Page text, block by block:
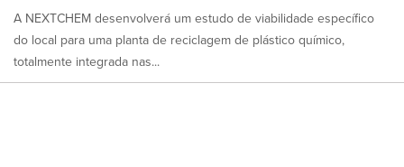
A NEXTCHEM desenvolverá um estudo de viabilidade específico
do local para uma planta de reciclagem de plástico químico,
totalmente integrada nas...